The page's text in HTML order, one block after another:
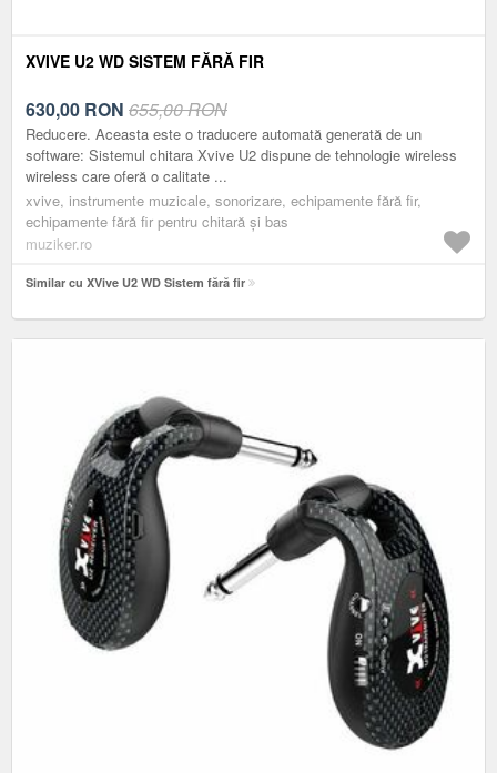
XVIVE U2 WD SISTEM FĂRĂ FIR
630,00 RON 655,00 RON
Reducere. Aceasta este o traducere automată generată de un
software: Sistemul chitara Xvive U2 dispune de tehnologie wireless
wireless care oferă o calitate ...
xvive, instrumente muzicale, sonorizare, echipamente fără fir,
echipamente fără fir pentru chitară și bas
muziker.ro
Similar cu XVive U2 WD Sistem fără fir